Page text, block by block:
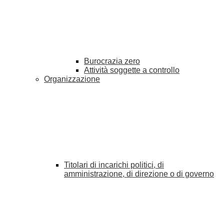
Burocrazia zero
Attività soggette a controllo
Organizzazione
Titolari di incarichi politici, di
amministrazione, di direzione o di governo